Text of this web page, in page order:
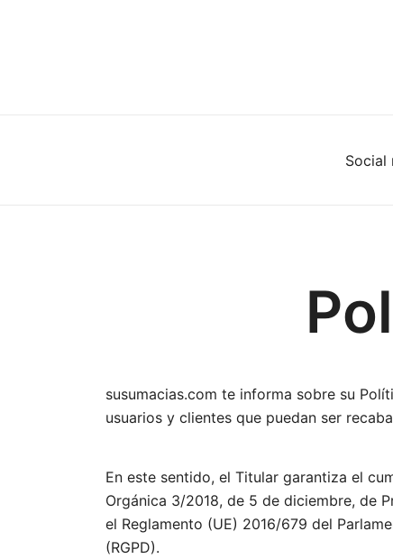
Social
susumacias.com te informa sobre su
usuarios y clientes que puedan ser
En este sentido, el Titular garantiza el
Orgánica 3/2018, de 5 de diciembre, de
el Reglamento (UE) 2016/679 del
(RGPD).